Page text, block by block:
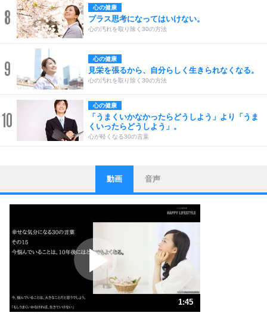
8 心の健康
プラス思考になってはいけない。
心の汚れを取り除く30の方法
9 心の健康
見栄を張るから、自分らしく生きられなくなる。
心の汚れを取り除く30の方法
10
心の健康
「うまくいかなかったらどうしよう」より「うま
くいったらどうしよう」。
心が軽くなる30の言葉
1
ストレス対策
他人と比べない。
いっそのこと、他人を見ない。
いらいらしない人になる30の方法
ポジティブになれない原因は、行動しないから。
ポジティブ思考になる30の方法
ストレス対策
人生、なんとかなるもの。
気楽に生きる30の方法
動画 音声
1:45